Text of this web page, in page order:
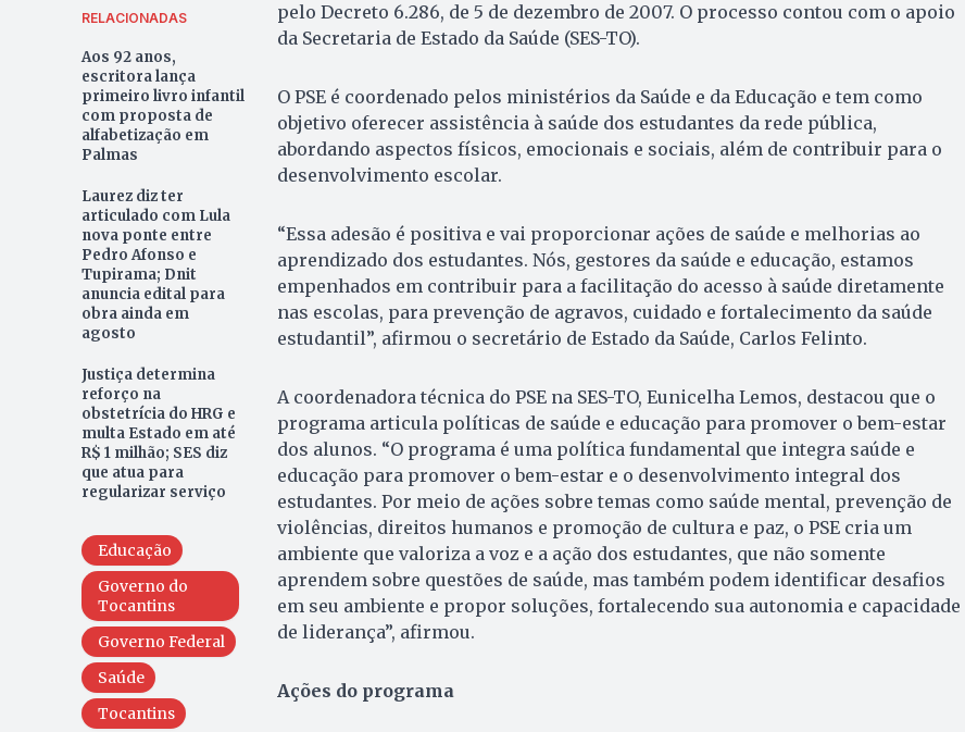
RELACIONADAS
Aos 92 anos,
escritora lança
primeiro livro infantil
com proposta de
alfabetização em
Palmas
Laurez diz ter
articulado com Lula
nova ponte entre
Pedro Afonso e
Tupirama; Dnit
anuncia edital para
obra ainda em
agosto
Justiça determina
reforço na
obstetrícia do HRG e
multa Estado em até
R$ 1 milhão; SES diz
que atua para
regularizar serviço
Educação
Governo do
Tocantins
Governo Federal
Saúde
Tocantins
pelo Decreto 6.286, de 5 de dezembro de 2007. O processo contou com o apoio
da Secretaria de Estado da Saúde (SES-TO).
O PSE é coordenado pelos ministérios da Saúde e da Educação e tem como
objetivo oferecer assistência à saúde dos estudantes da rede pública,
abordando aspectos físicos, emocionais e sociais, além de contribuir para o
desenvolvimento escolar.
“Essa adesão é positiva e vai proporcionar ações de saúde e melhorias ao
aprendizado dos estudantes. Nós, gestores da saúde e educação, estamos
empenhados em contribuir para a facilitação do acesso à saúde diretamente
nas escolas, para prevenção de agravos, cuidado e fortalecimento da saúde
estudantil”, afirmou o secretário de Estado da Saúde, Carlos Felinto.
A coordenadora técnica do PSE na SES-TO, Eunicelha Lemos, destacou que o
programa articula políticas de saúde e educação para promover o bem-estar
dos alunos. “O programa é uma política fundamental que integra saúde e
educação para promover o bem-estar e o desenvolvimento integral dos
estudantes. Por meio de ações sobre temas como saúde mental, prevenção de
violências, direitos humanos e promoção de cultura e paz, o PSE cria um
ambiente que valoriza a voz e a ação dos estudantes, que não somente
aprendem sobre questões de saúde, mas também podem identificar desafios
em seu ambiente e propor soluções, fortalecendo sua autonomia e capacidade
de liderança”, afirmou.
Ações do programa